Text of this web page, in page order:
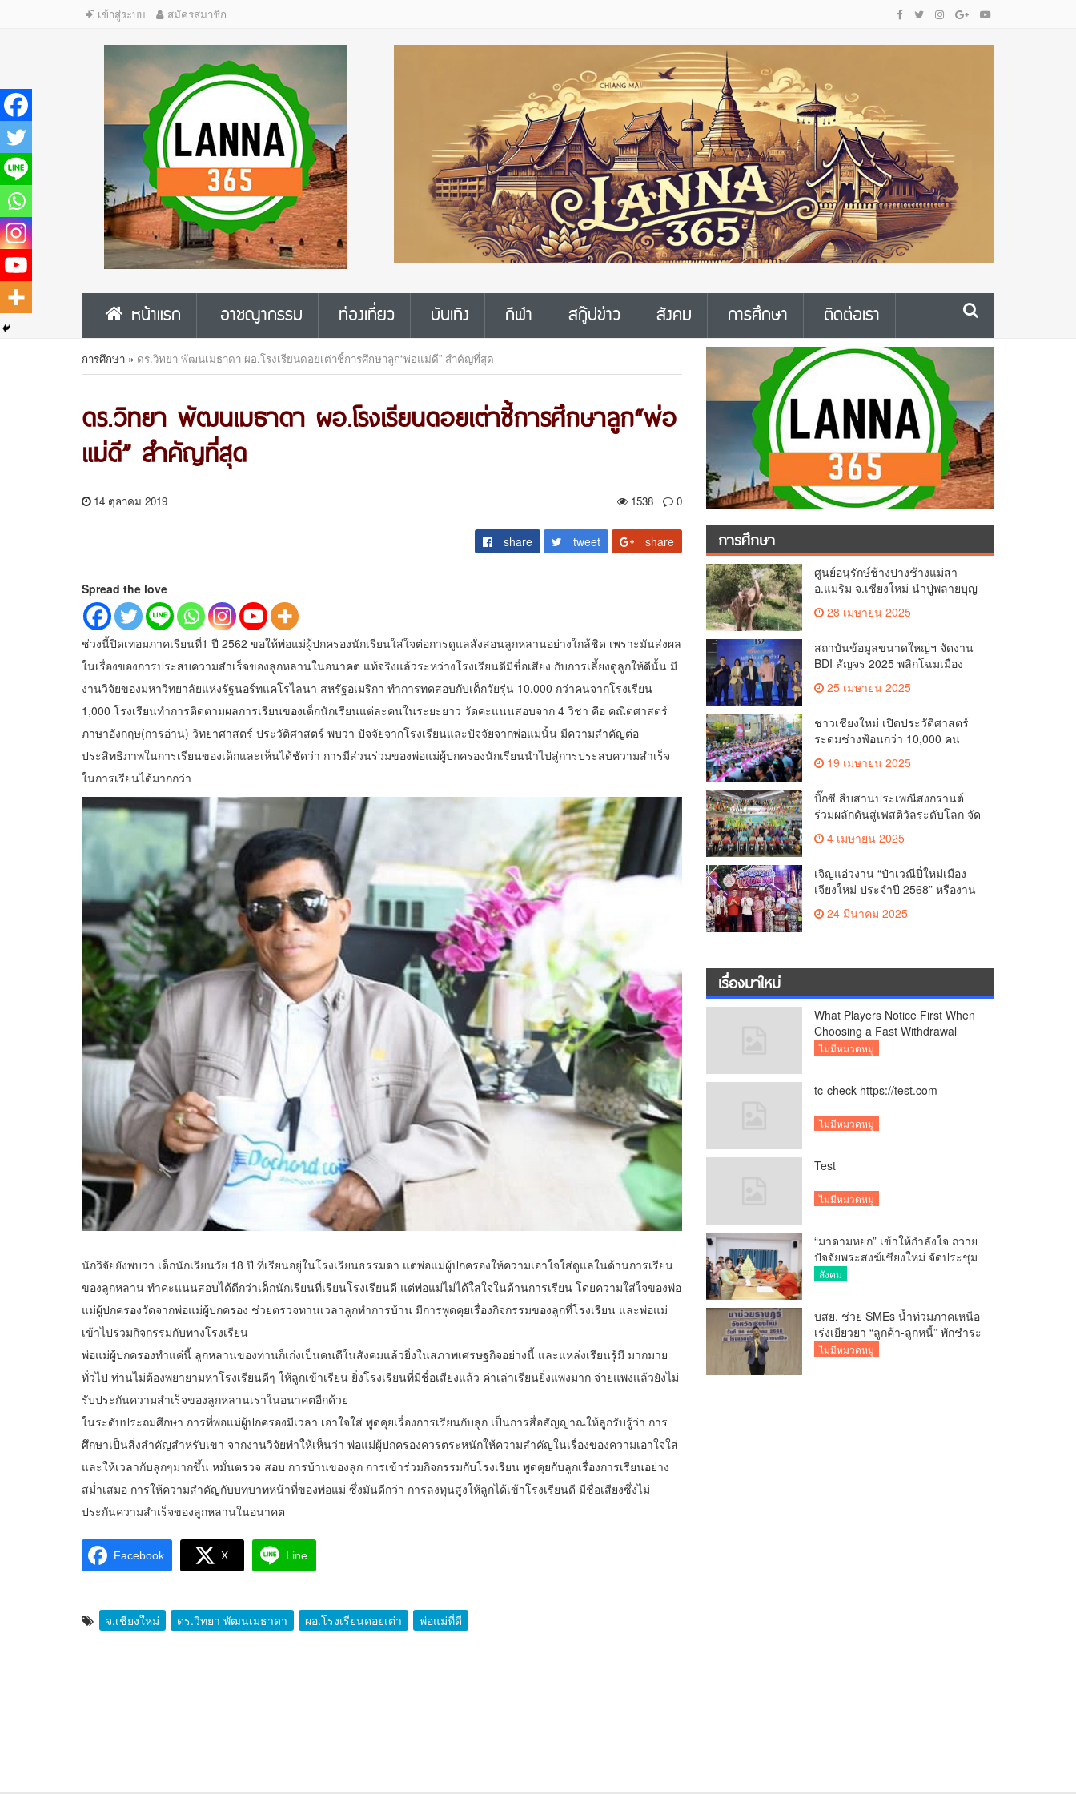
เข้าสู่ระบบ สมัครสมาชิก
หน้าแรก อาชญากรรม ท่องเที่ยว บันเทิง กีฬา สกู๊ปข่าว สังคม การศึกษา ติดต่อเรา
การศึกษา » ดร.วิทยา พัฒนเมธาดา ผอ.โรงเรียนดอยเต่าชี้การศึกษาลูก“พ่อแม่ดี” สำคัญที่สุด
ดร.วิทยา พัฒนเมธาดา ผอ.โรงเรียนดอยเต่าชี้การศึกษาลูก“พ่อ
แม่ดี” สำคัญที่สุด
14 ตุลาคม 2019 1538 0
share tweet share
Spread the love
ช่วงนี้ปิดเทอมภาคเรียนที่1 ปี 2562 ขอให้พ่อแม่ผู้ปกครองนักเรียนใส่ใจต่อการดูแลสั่งสอนลูกหลานอย่างใกล้ชิด เพราะมันส่งผล
ในเรื่องของการประสบความสำเร็จของลูกหลานในอนาคต แท้จริงแล้วระหว่างโรงเรียนดีมีชื่อเสียง กับการเลี้ยงดูลูกให้ดีนั้น มี
งานวิจัยของมหาวิทยาลัยแห่งรัฐนอร์ทแคโรไลนา สหรัฐอเมริกา ทำการทดสอบกับเด็กวัยรุ่น 10,000 กว่าคนจากโรงเรียน
1,000 โรงเรียนทำการติดตามผลการเรียนของเด็กนักเรียนแต่ละคนในระยะยาว วัดคะแนนสอบจาก 4 วิชา คือ คณิตศาสตร์
ภาษาอังกฤษ(การอ่าน) วิทยาศาสตร์ ประวัติศาสตร์ พบว่า ปัจจัยจากโรงเรียนและปัจจัยจากพ่อแม่นั้น มีความสำคัญต่อ
ประสิทธิภาพในการเรียนของเด็กและเห็นได้ชัดว่า การมีส่วนร่วมของพ่อแม่ผู้ปกครองนักเรียนนำไปสู่การประสบความสำเร็จ
ในการเรียนได้มากกว่า
นักวิจัยยังพบว่า เด็กนักเรียนวัย 18 ปี ที่เรียนอยู่ในโรงเรียนธรรมดา แต่พ่อแม่ผู้ปกครองให้ความเอาใจใส่ดูแลในด้านการเรียน
ของลูกหลาน ทำคะแนนสอบได้ดีกว่าเด็กนักเรียนที่เรียนโรงเรียนดี แต่พ่อแม่ไม่ได้ใส่ใจในด้านการเรียน โดยความใส่ใจของพ่อ
แม่ผู้ปกครองวัดจากพ่อแม่ผู้ปกครอง ช่วยตรวจทานเวลาลูกทำการบ้าน มีการพูดคุยเรื่องกิจกรรมของลูกที่โรงเรียน และพ่อแม่
เข้าไปร่วมกิจกรรมกับทางโรงเรียน
พ่อแม่ผู้ปกครองทำแค่นี้ ลูกหลานของท่านก็เก่งเป็นคนดีในสังคมแล้วยิ่งในสภาพเศรษฐกิจอย่างนี้ และแหล่งเรียนรู้มี มากมาย
ทั่วไป ท่านไม่ต้องพยายามหาโรงเรียนดีๆ ให้ลูกเข้าเรียน ยิ่งโรงเรียนที่มีชื่อเสียงแล้ว ค่าเล่าเรียนยิ่งแพงมาก จ่ายแพงแล้วยังไม่
รับประกันความสำเร็จของลูกหลานเราในอนาคตอีกด้วย
ในระดับประถมศึกษา การที่พ่อแม่ผู้ปกครองมีเวลา เอาใจใส่ พูดคุยเรื่องการเรียนกับลูก เป็นการสื่อสัญญาณให้ลูกรับรู้ว่า การ
ศึกษาเป็นสิ่งสำคัญสำหรับเขา จากงานวิจัยทำให้เห็นว่า พ่อแม่ผู้ปกครองควรตระหนักให้ความสำคัญในเรื่องของความเอาใจใส่
และให้เวลากับลูกๆมากขึ้น หมั่นตรวจ สอบ การบ้านของลูก การเข้าร่วมกิจกรรมกับโรงเรียน พูดคุยกับลูกเรื่องการเรียนอย่าง
สม่ำเสมอ การให้ความสำคัญกับบทบาทหน้าที่ของพ่อแม่ ซึ่งมันดีกว่า การลงทุนสูงให้ลูกได้เข้าโรงเรียนดี มีชื่อเสียงซึ่งไม่
ประกันความสำเร็จของลูกหลานในอนาคต
Facebook X Line
จ.เชียงใหม่ ดร.วิทยา พัฒนเมธาดา ผอ.โรงเรียนดอยเต่า พ่อแม่ที่ดี
การศึกษา
ศูนย์อนุรักษ์ช้างปางช้างแม่สา
อ.แม่ริม จ.เชียงใหม่ นำปู่พลายบุญ
เป็ง วัยกว่า 65 ปี เข้าสู่บ้านพักช้าง
ชรา เพื่อพักผ่อนเต็มที่
28 เมษายน 2025
สถาบันข้อมูลขนาดใหญ่ฯ จัดงาน
BDI สัญจร 2025 พลิกโฉมเมือง
ด้วย Big Data & AI ครั้งที่ 2 ที่
จ.เชียงใหม่ ผลักดันการใช้ข้อมูล
คุณภาพชีวิตของชาวเชียงใหม่
25 เมษายน 2025
ชาวเชียงใหม่ เปิดประวัติศาสตร์
ระดมช่างฟ้อนกว่า 10,000 คน
ร่วมบันทึกสถิติโลก Guinness
World Records สำเร็จทำลายสถิติ
7,218 คน เฉลิมฉลองในวาระครบ
รอบ 729 ปีแห่งการสถาปนาเมือง
เชียงใหม่
19 เมษายน 2025
บิ๊กซี สืบสานประเพณีสงกรานต์
ร่วมผลักดันสู่เฟสติวัลระดับโลก จัด
แคมเปญ “สาดสนุกรับสงกรานต์ที่
บิ๊กซี” อัดโปรฉ่ำ ลดสูงสุด 50%
กระตุ้นการเดินทางนักท่องเที่ยว
ไทย – ต่างชาติ คาดยอดขายโตก
ว่า 2,132 ล้านบาท
4 เมษายน 2025
เจิญแอ่วงาน “ป๋าเวณีปี๋ใหม่เมือง
เจียงใหม่ ประจำปี 2568” หรืองาน
สงกรานต์เชียงใหม่
24 มีนาคม 2025
เรื่องมาใหม่
What Players Notice First When
Choosing a Fast Withdrawal
Casino UK
ไม่มีหมวดหมู่
tc-check-https://test.com
ไม่มีหมวดหมู่
Test
ไม่มีหมวดหมู่
“มาดามหยก” เข้าให้กำลังใจ ถวาย
ปัจจัยพระสงฆ์เชียงใหม่ จัดประชุม
ทำบัญชีรายรับรายจ่ายของวัด กว่า
สังคม
บสย. ช่วย SMEs น้ำท่วมภาคเหนือ
เร่งเยียวยา “ลูกค้า-ลูกหนี้” พักชำระ
ค่าธรรมเนียม-ค่างวด
ไม่มีหมวดหมู่